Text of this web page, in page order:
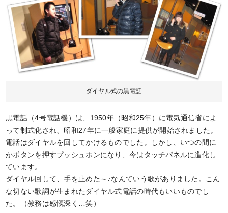
ダイヤル式の黒電話
黒電話（4号電話機）は、1950年（昭和25年）に電気通信省によ
って制式化され、昭和27年に一般家庭に提供が開始されました。
電話はダイヤルを回してかけるものでした。しかし、いつの間に
かボタンを押すプッシュホンになり、今はタッチパネルに進化し
ています。
ダイヤル回して、手を止めた～♪なんていう歌がありました。こん
な切ない歌詞が生まれたダイヤル式電話の時代もいいものでし
た。（教務は感慨深く…笑）